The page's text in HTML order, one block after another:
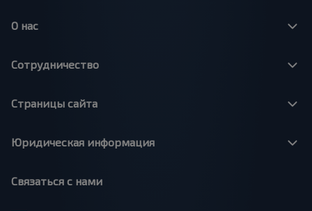
О нас
Сотрудничество
Страницы сайта
Юридическая информация
Связаться с нами